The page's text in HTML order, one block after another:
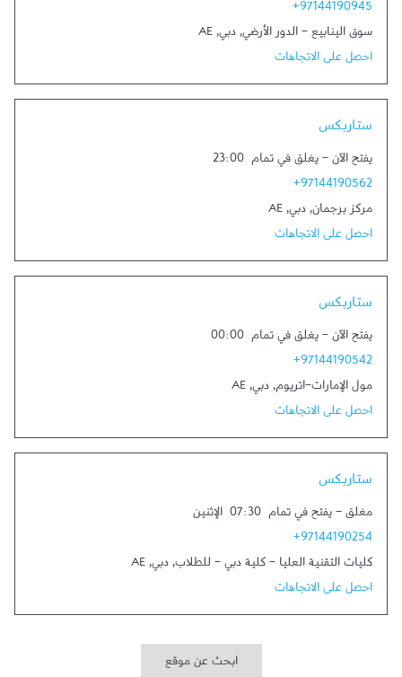
+97144190945
سوق الينابيع - الدور الأرضي, دبي,
AE
احصل على الاتجاهات
ستاربكس
يفتح الآن - يغلق في تمام 23:00
+97144190562
مركز برجمان, دبي,
AE
احصل على الاتجاهات
ستاربكس
يفتح الآن - يغلق في تمام 00:00
+97144190542
مول الإمارات-اتريوم, دبي,
AE
احصل على الاتجاهات
ستاربكس
مغلق - يفتح في تمام 07:30 الإثنين
+97144190254
كليات التقنية العليا - كلية دبي - للطلاب, دبي,
AE
احصل على الاتجاهات
ابحث عن موقع